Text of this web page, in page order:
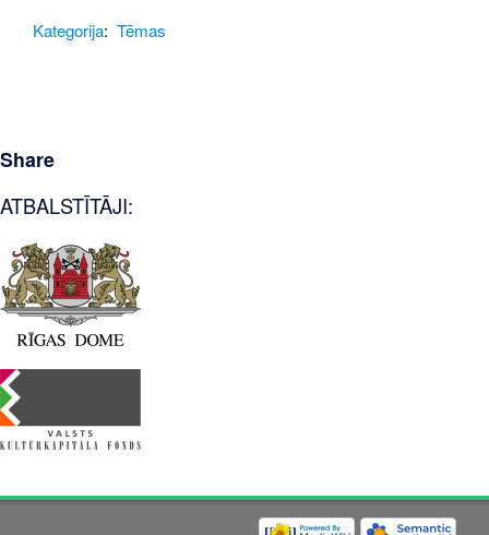
Kategorija: Tēmas
Share
ATBALSTĪTĀJI: